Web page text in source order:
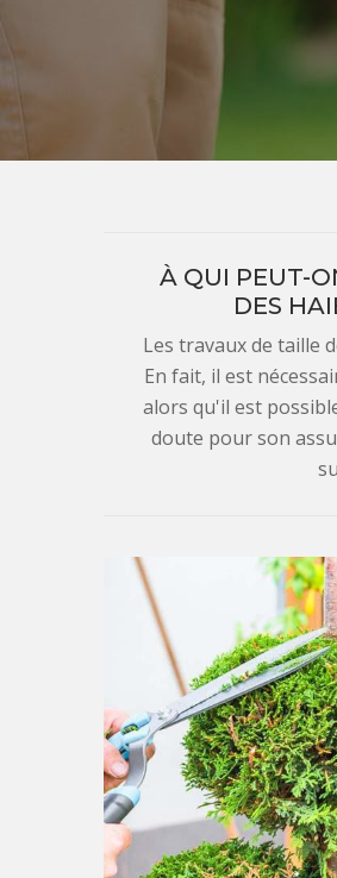
À QUI PEUT-
DES
Les travaux de taille
En fait, il est
alors qu'il est
doute pour son